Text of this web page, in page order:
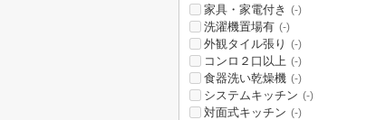
家具・家電付き (-)
洗濯機置場有 (-)
外観タイル張り (-)
コンロ２口以上 (-)
食器洗い乾燥機 (-)
システムキッチン (-)
対面式キッチン (-)